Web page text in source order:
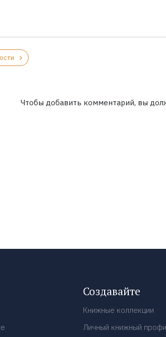
Чтобы добавить комментарий, вы
Создавайте
Книжные коллекции
Личный книжный